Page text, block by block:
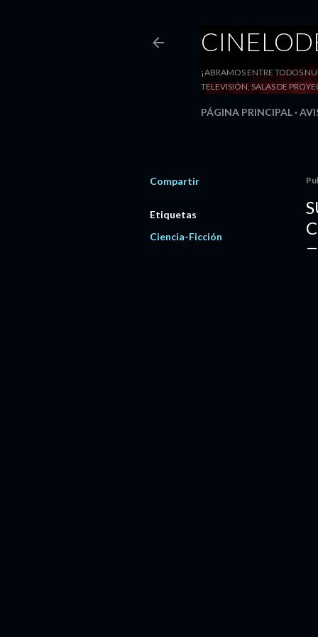
¡ABRAMOS ENTRE TODOS
TELEVISIÓN, SALAS DE
PÁGINA PRINCIPAL
Compartir
Etiquetas
Ciencia-Ficción